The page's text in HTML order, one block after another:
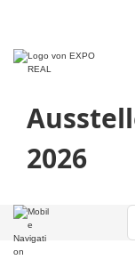
2026